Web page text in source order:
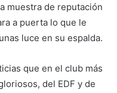
muestra de reputación
a puerta lo que le
luce en su espalda.
que en el club más
del EDF y de